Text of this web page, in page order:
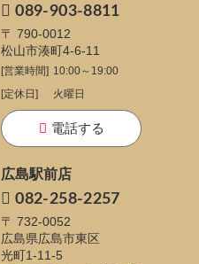
089-903-8811
〒 790-0012
松山市湊町4-6-11
[営業時間] 10:00～19:00
[定休日]
火曜日
電話する
広島駅前店
082-258-2257
〒 732-0052
広島県広島市東区
光町1-11-5